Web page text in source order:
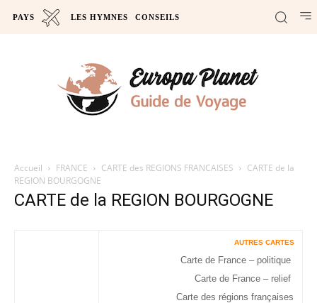
PAYS LES HYMNES CONSEILS
Accueil FRANCE CARTE des REGIONS FRANCAISES
CARTE de la
REGION BOURGOGNE
CARTE de la REGION BOURGOGNE
AUTRES CARTES
Carte de France – politique
Carte de France – relief
Carte des régions françaises